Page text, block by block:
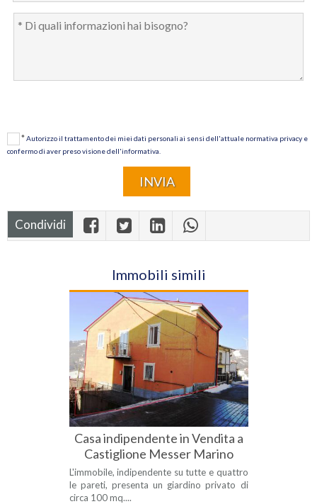
*Autorizzo il trattamento dei miei dati personali ai sensi dell'attuale normativa privacy e
confermo di aver preso visione dell'informativa.
Condividi
Immobili simili
Casa indipendente in Vendita a
Castiglione Messer Marino
L'immobile, indipendente su tutte e quattro
le pareti, presenta un giardino privato di
circa 100 mq....